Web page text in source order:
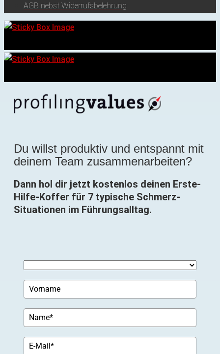
AGB nebst Widerrufsbelehrung
Du willst produktiv und entspannt mit
deinem Team zusammenarbeiten?
Dann hol dir jetzt kostenlos deinen Erste-
Hilfe-Koffer für 7 typische Schmerz-
Situationen im Führungsalltag.